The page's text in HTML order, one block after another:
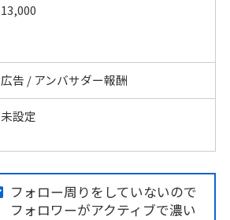
13,000
広告 / アンバサダー報酬
未設定
フォロー周りをしていないので
フォロワーがアクティブで濃い